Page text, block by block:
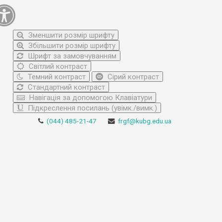
Зменшити розмір шрифту
Збільшити розмір шрифту
Шрифт за замовчуванням
Світлий контраст
Темний контраст
Сірий контраст
Стандартний контраст
Навігація за допомогою Клавіатури
Підкреслення посилань (увімк./вимк.)
(044) 485-21-47 frgf@kubg.edu.ua